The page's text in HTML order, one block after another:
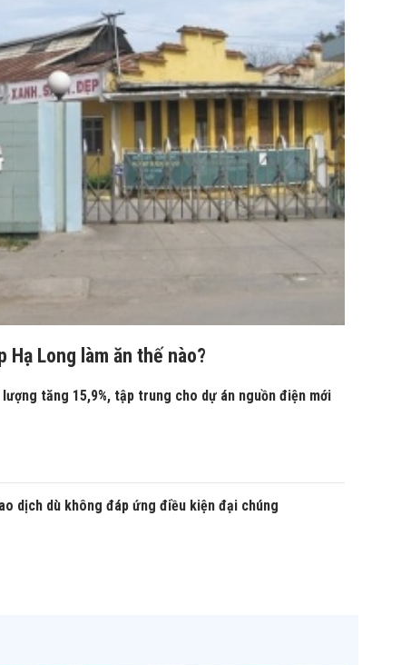
Long làm ăn thế nào?
lượng tăng 15,9%, tập trung cho dự án nguồn điện mới
dịch dù không đáp ứng điều kiện đại chúng